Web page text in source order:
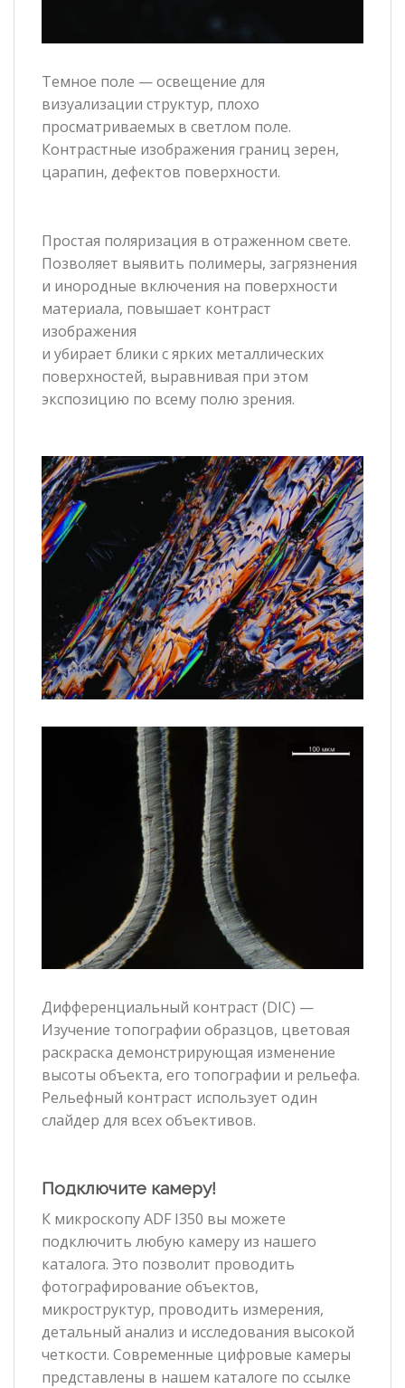
Темное поле — освещение для
визуализации структур, плохо
просматриваемых в светлом поле.
Контрастные изображения границ зерен,
царапин, дефектов поверхности.
Простая поляризация в отраженном свете.
Позволяет выявить полимеры, загрязнения
и инородные включения на поверхности
материала, повышает контраст
изображения
и убирает блики с ярких металлических
поверхностей, выравнивая при этом
экспозицию по всему полю зрения.
Дифференциальный контраст (DIC) —
Изучение топографии образцов, цветовая
раскраска демонстрирующая изменение
высоты объекта, его топографии и рельефа.
Рельефный контраст использует один
слайдер для всех объективов.
Подключите камеру!
К микроскопу ADF I350 вы можете
подключить любую камеру из нашего
каталога. Это позволит проводить
фотографирование объектов,
микроструктур, проводить измерения,
детальный анализ и исследования высокой
четкости. Современные цифровые камеры
представлены в нашем каталоге по ссылке